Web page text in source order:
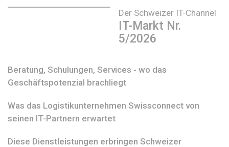
Der Schweizer IT-Channel
IT-Markt Nr.
5/2026
Beratung, Schulungen, Services - wo das
Geschäftspotenzial brachliegt
Was das Logistikunternehmen Swissconnect von
seinen IT-Partnern erwartet
Diese Dienstleistungen erbringen Schweizer